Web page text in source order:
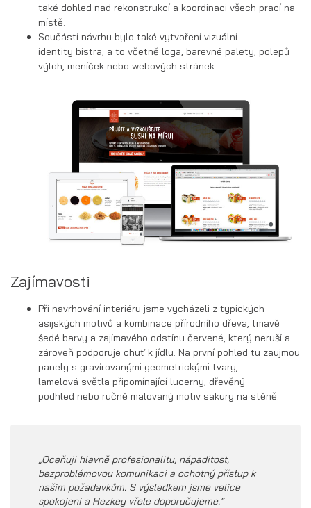
také dohled nad rekonstrukcí a koordinaci všech prací na
místě.
Součástí návrhu bylo také vytvoření vizuální
identity bistra, a to včetně loga, barevné palety, polepů
výloh, meníček nebo webových stránek.
Zajímavosti
Při navrhování interiéru jsme vycházeli z typických
asijských motivů a kombinace přírodního dřeva, tmavě
šedé barvy a zajímavého odstínu červené, který neruší a
zároveň podporuje chuť k jídlu. Na první pohled tu zaujmou
panely s gravírovanými geometrickými tvary,
lamelová světla připomínající lucerny, dřevěný
podhled nebo ručně malovaný motiv sakury na stěně.
„Oceňuji hlavně profesionalitu, nápaditost,
bezproblémovou komunikaci a ochotný přístup k
našim požadavkům. S výsledkem jsme velice
spokojeni a Hezkey vřele doporučujeme.“